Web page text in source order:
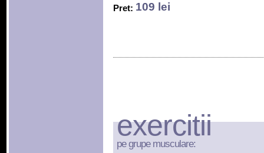
Pret: 109 lei
exercitii
pe grupe musculare: